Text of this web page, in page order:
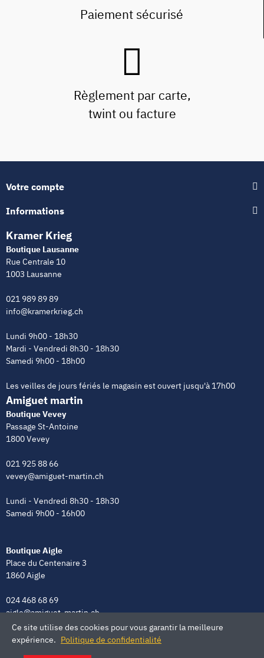
Paiement sécurisé
Règlement par carte,
twint ou facture
Votre compte
Informations
Kramer Krieg
Boutique Lausanne
Rue Centrale 10
1003 Lausanne
021 989 89 89
info@kramerkrieg.ch
Lundi 9h00 - 18h30
Mardi - Vendredi 8h30 - 18h30
Samedi 9h00 - 18h00
Les veilles de jours fériés le magasin est ouvert jusqu'à 17h00
Amiguet martin
Boutique Vevey
Passage St-Antoine
1800 Vevey
021 925 88 66
vevey@amiguet-martin.ch
Lundi - Vendredi 8h30 - 18h30
Samedi 9h00 - 16h00
Boutique Aigle
Place du Centenaire 3
1860 Aigle
024 468 68 69
aigle@amiguet-martin.ch
Lundi - Vendredi 8h00 - 12h00 | 13h30 - 18h30
Ce site utilise des cookies pour vous garantir la meilleure
expérience. Politique de confidentialité